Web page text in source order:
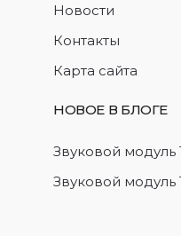
Новости
Контакты
Карта сайта
НОВОЕ В БЛОГЕ
Звуковой модуль
Звуковой модуль